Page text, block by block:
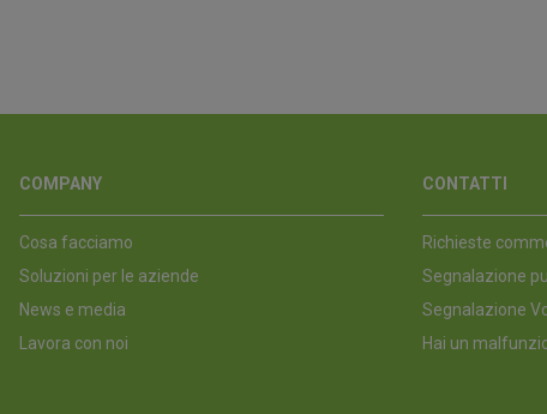
COMPANY
Cosa facciamo
Soluzioni per le aziende
News e media
Lavora con noi
CONTATTI
Richieste
Segnalazione
Segnalazione
Hai un